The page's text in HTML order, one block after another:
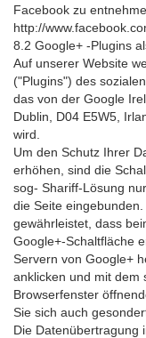
Facebook zu
http://
8.2 Google+ -Plugins
Auf unserer Website
("Plugins") des
das von der Google
Dublin, D04 E5W5,
wird.
Um den Schutz Ihrer
erhöhen, sind die
sog- Shariff-Lösung
die Seite
gewährleistet, dass
Google+-Schaltfläche
Servern von Google+
anklicken und mit dem
Browserfenster
Sie sich auch
Die Datenübertragung